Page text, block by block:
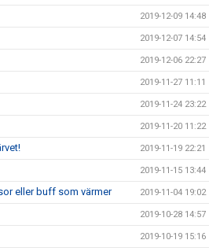
2019-12-09 14:48
2019-12-07 14:54
2019-12-06 22:27
2019-11-27 11:11
2019-11-24 23:22
2019-11-20 11:22
2019-11-19 22:21
2019-11-15 13:44
eller buff som värmer 2019-11-04 19:02
2019-10-28 14:57
2019-10-19 15:16